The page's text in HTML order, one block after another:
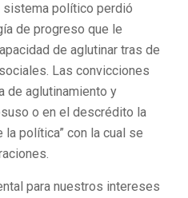
sistema político perdió
de progreso que le
de aglutinar tras de
Las convicciones
de aglutinamiento y
o en el descrédito la
política” con la cual se
para nuestros intereses